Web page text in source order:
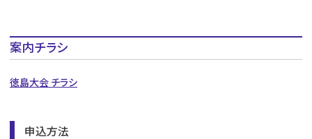
案内チラシ
徳島大会 チラシ
申込方法